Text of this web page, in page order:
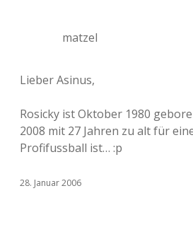
matzel
Lieber Asinus,
Rosicky ist Oktober 1980
2008 mit 27 Jahren zu alt für
Profifussball ist… :p
28. Januar 2006